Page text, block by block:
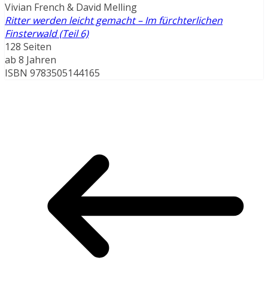
Vivian French & David Melling
Ritter werden leicht gemacht – Im fürchterlichen
Finsterwald (Teil 6)
128 Seiten
ab 8 Jahren
ISBN 9783505144165